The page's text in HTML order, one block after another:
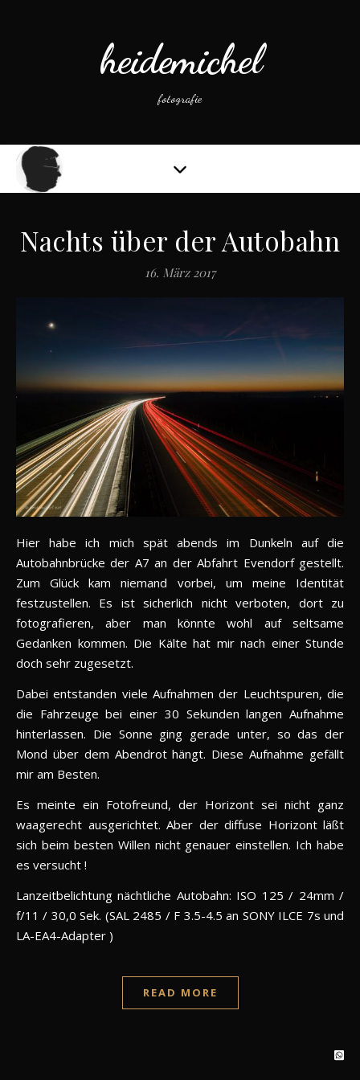
heidemichel
fotografie
Nachts über der Autobahn
16. März 2017
Hier habe ich mich spät abends im Dunkeln auf die
Autobahnbrücke der A7 an der Abfahrt Evendorf gestellt.
Zum Glück kam niemand vorbei, um meine Identität
festzustellen. Es ist sicherlich nicht verboten, dort zu
fotografieren, aber man könnte wohl auf seltsame
Gedanken kommen. Die Kälte hat mir nach einer Stunde
doch sehr zugesetzt.
Dabei entstanden viele Aufnahmen der Leuchtspuren, die
die Fahrzeuge bei einer 30 Sekunden langen Aufnahme
hinterlassen. Die Sonne ging gerade unter, so das der
Mond über dem Abendrot hängt. Diese Aufnahme gefällt
mir am Besten.
Es meinte ein Fotofreund, der Horizont sei nicht ganz
waagerecht ausgerichtet. Aber der diffuse Horizont läßt
sich beim besten Willen nicht genauer einstellen. Ich habe
es versucht !
Lanzeitbelichtung nächtliche Autobahn: ISO 125 / 24mm /
f/11 / 30,0 Sek. (SAL 2485 / F 3.5-4.5 an SONY ILCE 7s und
LA-EA4-Adapter )
READ MORE